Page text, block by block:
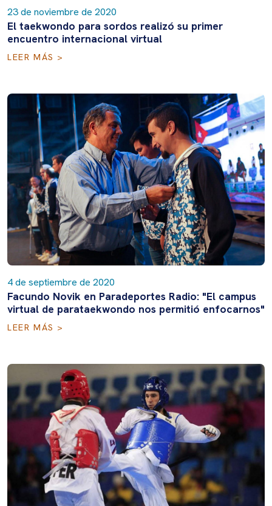
23 de noviembre de 2020
El taekwondo para sordos realizó su primer
encuentro internacional virtual
LEER MÁS >
4 de septiembre de 2020
Facundo Novik en Paradeportes Radio: "El campus
virtual de parataekwondo nos permitió enfocarnos"
LEER MÁS >